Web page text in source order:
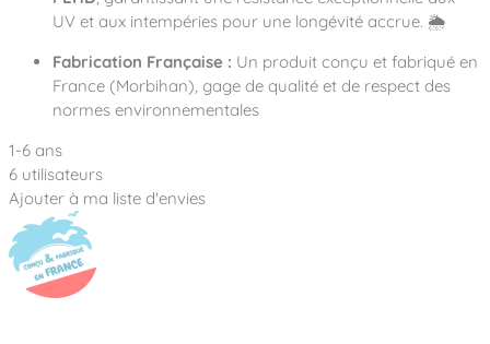
UV et aux intempéries pour une longévité accrue. 🌦️
Fabrication Française : Un produit conçu et fabriqué en
France (Morbihan), gage de qualité et de respect des
normes environnementales
1-6 ans
6 utilisateurs
Ajouter à ma liste d'envies